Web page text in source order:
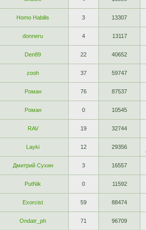
Homo Habilis 3 13307
donneru 4 13117
Den89 22 40652
zooh 37 59747
Роман 76 87537
Роман 0 10545
RAV 19 32744
Layki 12 29356
Дмитрий Сухин 3 16557
PutNik 0 11592
Exorcist 59 88474
Ondatr_ph 71 96709